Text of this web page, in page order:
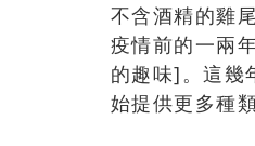
不含酒精的雞
疫情前的一兩
的趣味]。這
始提供更多種